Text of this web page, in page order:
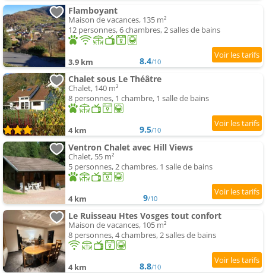
Flamboyant
Maison de vacances, 135 m²
12 personnes, 6 chambres, 2 salles de bains
3.9 km 8.4/10
Chalet sous Le Théâtre
Chalet, 140 m²
8 personnes, 1 chambre, 1 salle de bains
4 km 9.5/10
Ventron Chalet avec Hill Views
Chalet, 55 m²
5 personnes, 2 chambres, 1 salle de bains
4 km 9/10
Le Ruisseau Htes Vosges tout confort
Maison de vacances, 105 m²
8 personnes, 4 chambres, 2 salles de bains
4 km 8.8/10